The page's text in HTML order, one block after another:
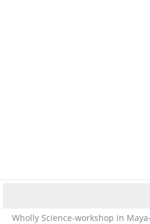
Wholly Science-workshop in